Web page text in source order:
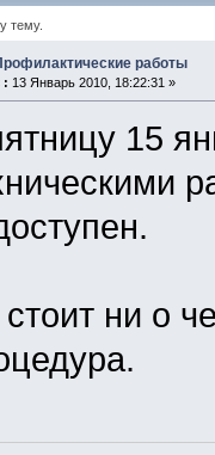
тему.
работы
: 13 Январь 2010, 18:22:31 »
15
ни о